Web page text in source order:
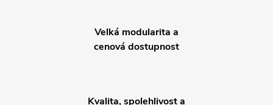
Velká modularita a
cenová dostupnost
Kvalita, spolehlivost a